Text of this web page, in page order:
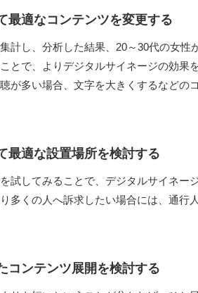
最適なコンテンツを変更する
計し、分析した結果、20～30代の女性
とで、よりデジタルサイネージの効果
が多い場合、文字を大きくするなどの
最適な設置場所を検討する
試してみることで、デジタルサイネー
多くの人へ訴求したい場合には、通行
コンテンツ展開を検討する